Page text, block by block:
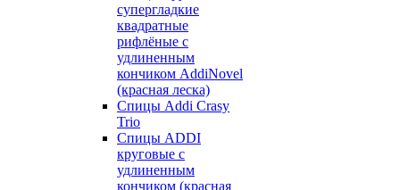
супергладкие
квадратные
рифлёные с
удлиненным
кончиком AddiNovel
(красная леска)
Спицы Addi Crasy
Trio
Спицы ADDI
круговые с
удлиненным
кончиком (красная